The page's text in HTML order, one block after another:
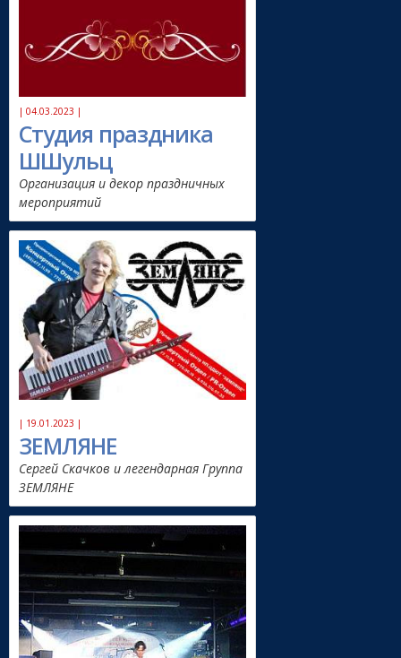
| 04.03.2023 |
Студия праздника
ШШульц
Организация и декор праздничных
мероприятий
| 19.01.2023 |
ЗЕМЛЯНЕ
Сергей Скачков и легендарная Группа
ЗЕМЛЯНЕ